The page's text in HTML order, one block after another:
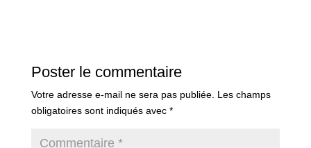
Poster le commentaire
Votre adresse e-mail ne sera pas publiée. Les champs
obligatoires sont indiqués avec *